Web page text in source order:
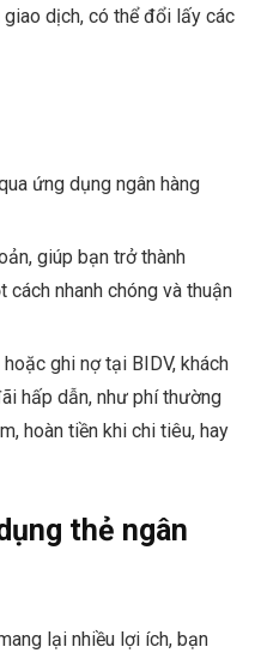
dịch, có thể đổi lấy các
ứng dụng ngân hàng
giúp bạn trở thành
cách nhanh chóng và thuận
ghi nợ tại BIDV, khách
hấp dẫn, như phí thường
hoàn tiền khi chi tiêu, hay
thẻ ngân
lại nhiều lợi ích, bạn